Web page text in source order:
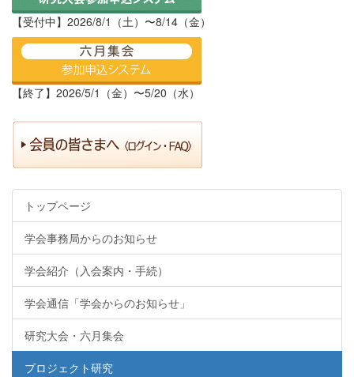
【受付中】2026/8/1（土）〜8/14（金）
【終了】2026/5/1（金）〜5/20（水）
トップページ
学会事務局からのお知らせ
学会紹介（入会案内・手続）
学会通信「学会からのお知らせ」
研究大会・六月集会
プロジェクト研究